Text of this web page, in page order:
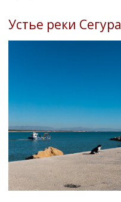
Устье реки Сегура